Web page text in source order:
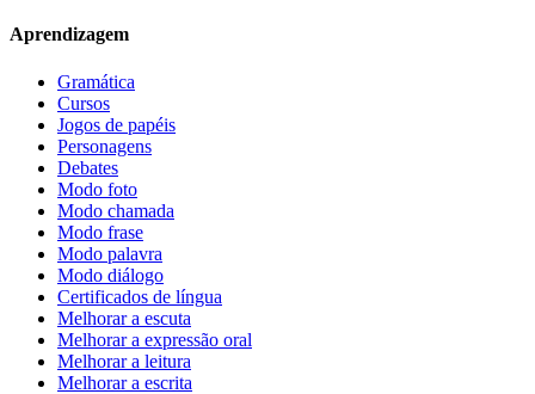
Aprendizagem
Gramática
Cursos
Jogos de papéis
Personagens
Debates
Modo foto
Modo chamada
Modo frase
Modo palavra
Modo diálogo
Certificados de língua
Melhorar a escuta
Melhorar a expressão oral
Melhorar a leitura
Melhorar a escrita